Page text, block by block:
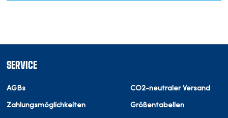
SERVICE
AGBs
Zahlungsmöglichkeiten
CO2-neutraler Versand
Größentabellen